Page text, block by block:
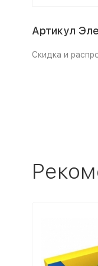
Артикул
Скидка и